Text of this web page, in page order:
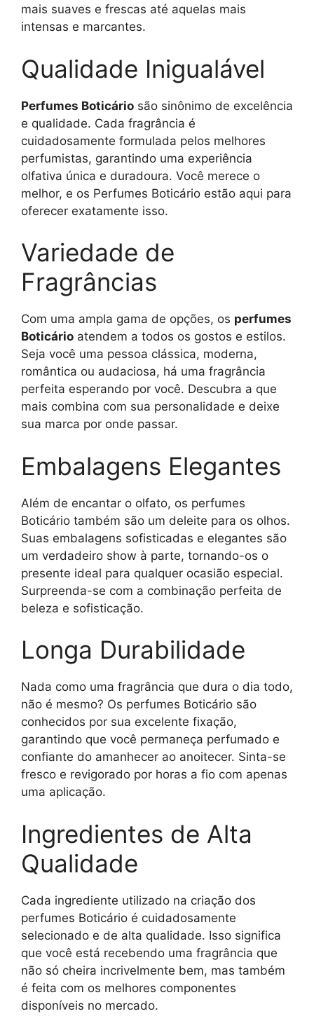
mais suaves e frescas até aquelas mais
intensas e marcantes.
Qualidade Inigualável
Perfumes Boticário são sinônimo de excelência
e qualidade. Cada fragrância é
cuidadosamente formulada pelos melhores
perfumistas, garantindo uma experiência
olfativa única e duradoura. Você merece o
melhor, e os Perfumes Boticário estão aqui para
oferecer exatamente isso.
Variedade de
Fragrâncias
Com uma ampla gama de opções, os perfumes
Boticário atendem a todos os gostos e estilos.
Seja você uma pessoa clássica, moderna,
romântica ou audaciosa, há uma fragrância
perfeita esperando por você. Descubra a que
mais combina com sua personalidade e deixe
sua marca por onde passar.
Embalagens Elegantes
Além de encantar o olfato, os perfumes
Boticário também são um deleite para os olhos.
Suas embalagens sofisticadas e elegantes são
um verdadeiro show à parte, tornando-os o
presente ideal para qualquer ocasião especial.
Surpreenda-se com a combinação perfeita de
beleza e sofisticação.
Longa Durabilidade
Nada como uma fragrância que dura o dia todo,
não é mesmo? Os perfumes Boticário são
conhecidos por sua excelente fixação,
garantindo que você permaneça perfumado e
confiante do amanhecer ao anoitecer. Sinta-se
fresco e revigorado por horas a fio com apenas
uma aplicação.
Ingredientes de Alta
Qualidade
Cada ingrediente utilizado na criação dos
perfumes Boticário é cuidadosamente
selecionado e de alta qualidade. Isso significa
que você está recebendo uma fragrância que
não só cheira incrivelmente bem, mas também
é feita com os melhores componentes
disponíveis no mercado.